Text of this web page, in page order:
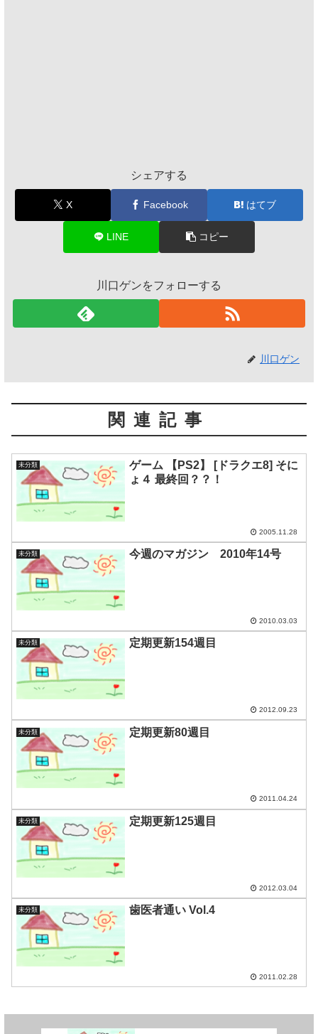
シェアする
X Facebook はてブ
LINE コピー
川口ゲンをフォローする
川口ゲン
関連記事
未分類
ゲーム 【PS2】 [ドラクエ8] そに
ょ４ 最終回？？！
2005.11.28
未分類 今週のマガジン 2010年14号
2010.03.03
未分類 定期更新154週目
2012.09.23
未分類 定期更新80週目
2011.04.24
未分類 定期更新125週目
2012.03.04
未分類 歯医者通い Vol.4
2011.02.28